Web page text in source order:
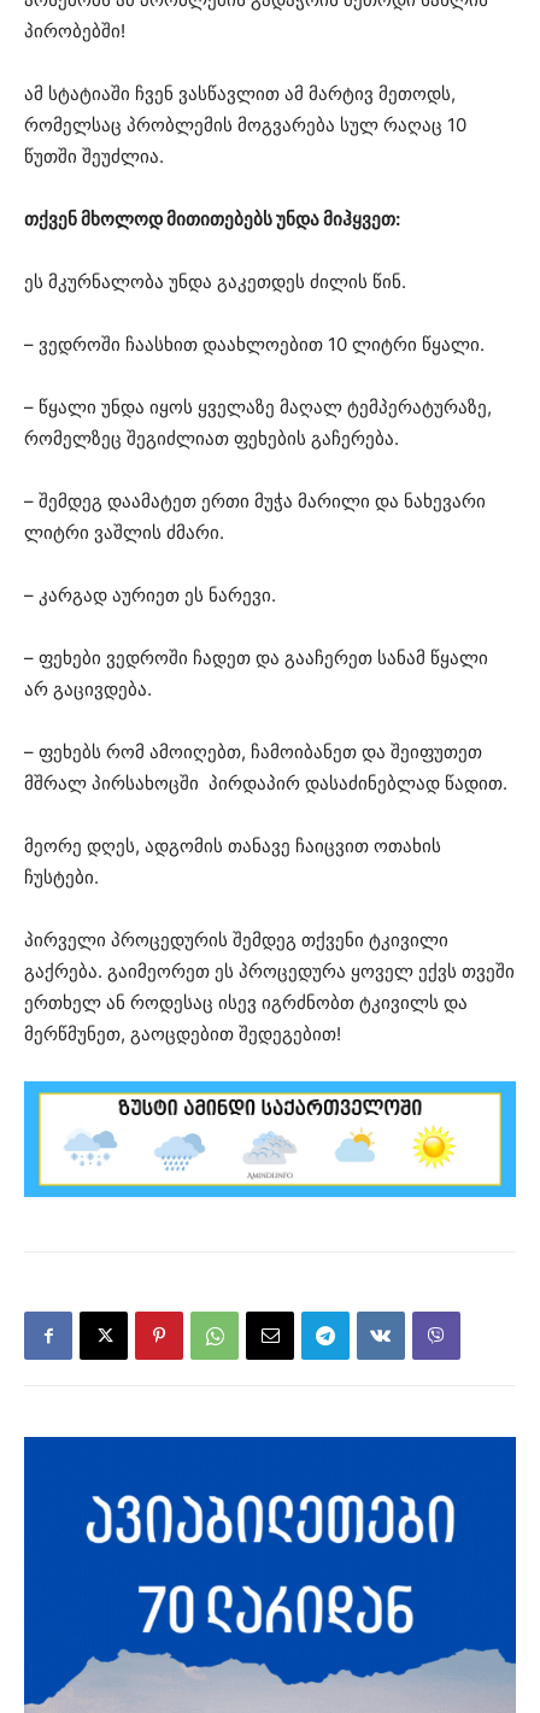
პირობებში!
ამ სტატიაში ჩვენ ვასწავლით ამ მარტივ მეთოდს,
რომელსაც პრობლემის მოგვარება სულ რაღაც 10
წუთში შეუძლია.
თქვენ მხოლოდ მითითებებს უნდა მიჰყვეთ:
ეს მკურნალობა უნდა გაკეთდეს ძილის წინ.
– ვედროში ჩაასხით დაახლოებით 10 ლიტრი წყალი.
– წყალი უნდა იყოს ყველაზე მაღალ ტემპერატურაზე,
რომელზეც შეგიძლიათ ფეხების გაჩერება.
– შემდეგ დაამატეთ ერთი მუჭა მარილი და ნახევარი
ლიტრი ვაშლის ძმარი.
– კარგად აურიეთ ეს ნარევი.
– ფეხები ვედროში ჩადეთ და გააჩერეთ სანამ წყალი
არ გაცივდება.
– ფეხებს რომ ამოიღებთ, ჩამოიბანეთ და შეიფუთეთ
მშრალ პირსახოცში პირდაპირ დასაძინებლად წადით.
მეორე დღეს, ადგომის თანავე ჩაიცვით ოთახის
ჩუსტები.
პირველი პროცედურის შემდეგ თქვენი ტკივილი
გაქრება. გაიმეორეთ ეს პროცედურა ყოველ ექვს თვეში
ერთხელ ან როდესაც ისევ იგრძნობთ ტკივილს და
მერწმუნეთ, გაოცდებით შედეგებით!